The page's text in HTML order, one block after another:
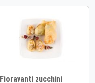
Fioravanti zucchini